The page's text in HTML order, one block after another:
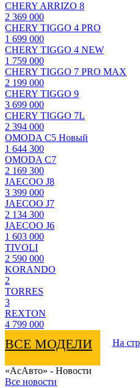
CHERY ARRIZO 8
2 369 000
CHERY TIGGO 4 PRO
1 699 000
CHERY TIGGO 4 NEW
1 759 000
CHERY TIGGO 7 PRO MAX
2 199 000
CHERY TIGGO 9
3 699 000
CHERY TIGGO 7L
2 394 000
OMODA C5 Новый
1 644 300
OMODA C7
2 169 300
JAECOO J8
3 399 000
JAECOO J7
2 134 300
JAECOO J6
1 603 000
TIVOLI
2 590 000
KORANDO
2
TORRES
3
REXTON
4 799 000
ВСЕ МОДЕЛИ На
«АсАвто» - Новости
Все новости